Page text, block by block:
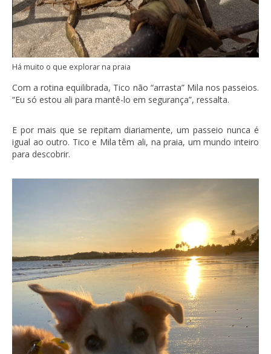
Há muito o que explorar na praia
Com a rotina equilibrada, Tico não “arrasta” Mila nos passeios.
“Eu só estou ali para mantê-lo em segurança”, ressalta.
E por mais que se repitam diariamente, um passeio nunca é
igual ao outro. Tico e Mila têm ali, na praia, um mundo inteiro
para descobrir.